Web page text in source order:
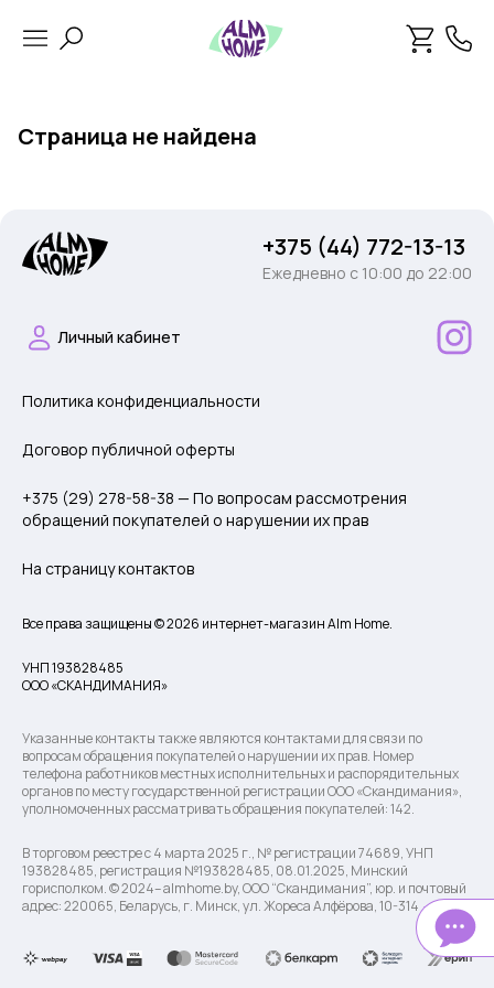
Страница не найдена
+375 (44) 772-13-13
Ежедневно c 10:00 до 22:00
Личный кабинет
Политика конфиденциальности
Договор публичной оферты
+375 (29) 278-58-38 — По вопросам рассмотрения
обращений покупателей о нарушении их прав
На страницу контактов
Все права защищены © 2026 интернет-магазин Alm Home.
УНП 193828485
ООО «СКАНДИМАНИЯ»
Указанные контакты также являются контактами для связи по
вопросам обращения покупателей о нарушении их прав. Номер
телефона работников местных исполнительных и распорядительных
органов по месту государственной регистрации ООО «Скандимания»,
уполномоченных рассматривать обращения покупателей: 142.
В торговом реестре с 4 марта 2025 г., № регистрации 74689, УНП
193828485, регистрация №193828485, 08.01.2025, Минский
горисполком. © 2024– almhome.by, ООО “Скандимания”, юр. и почтовый
адрес: 220065, Беларусь, г. Минск, ул. Жореса Алфёрова, 10-314